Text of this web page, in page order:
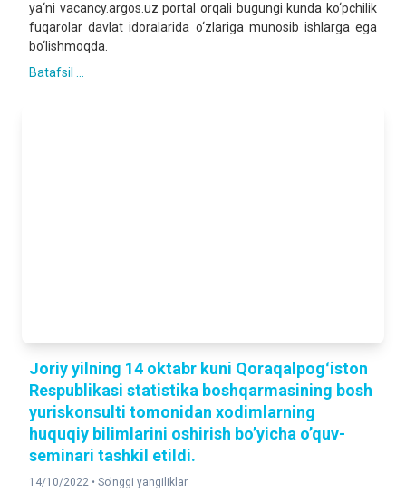
ya‘ni vacancy.argos.uz portal orqali bugungi kunda ko‘pchilik
fuqarolar davlat idoralarida o‘zlariga munosib ishlarga ega
bo‘lishmoqda.
Batafsil ...
Joriy yilning 14 oktabr kuni Qoraqalpogʻiston
Respublikasi statistika boshqarmasining bosh
yuriskonsulti tomonidan xodimlarning
huquqiy bilimlarini oshirish bo’yicha o’quv-
seminari tashkil etildi.
14/10/2022 • So'nggi yangiliklar